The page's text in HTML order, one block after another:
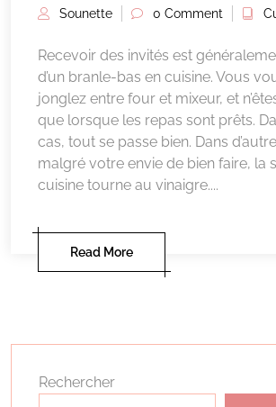
Sounette 0 Comment
Recevoir des invités est
d’un branle-bas en cuisine. Vous
jonglez entre four et mixeur, et
que lorsque les repas sont prêts.
cas, tout se passe bien. Dans
malgré votre envie de bien faire, la
cuisine tourne au vinaigre....
Read More
Rechercher